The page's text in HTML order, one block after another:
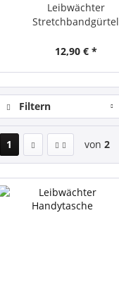
Leibwächter
Stretchbandgürtel
12,90 € *
Filtern
1 von 2